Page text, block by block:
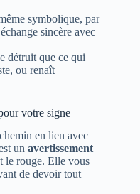
symbolique, par
sincère avec
détruit que ce qui
ou renaît
votre signe
en lien avec
un avertissement
le rouge. Elle vous
de devoir tout